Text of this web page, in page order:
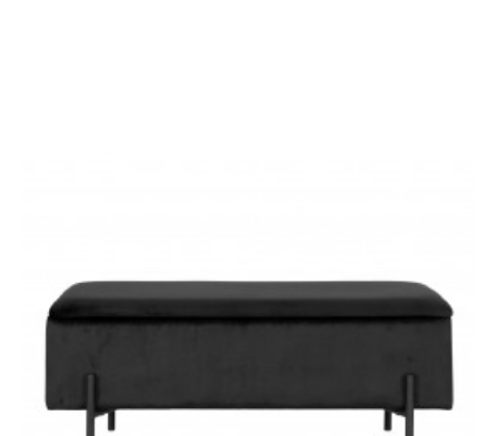
KRZESŁO OBROTOWE
KRZESŁO OBROTOWE
DORIS WELUR ZIELONE